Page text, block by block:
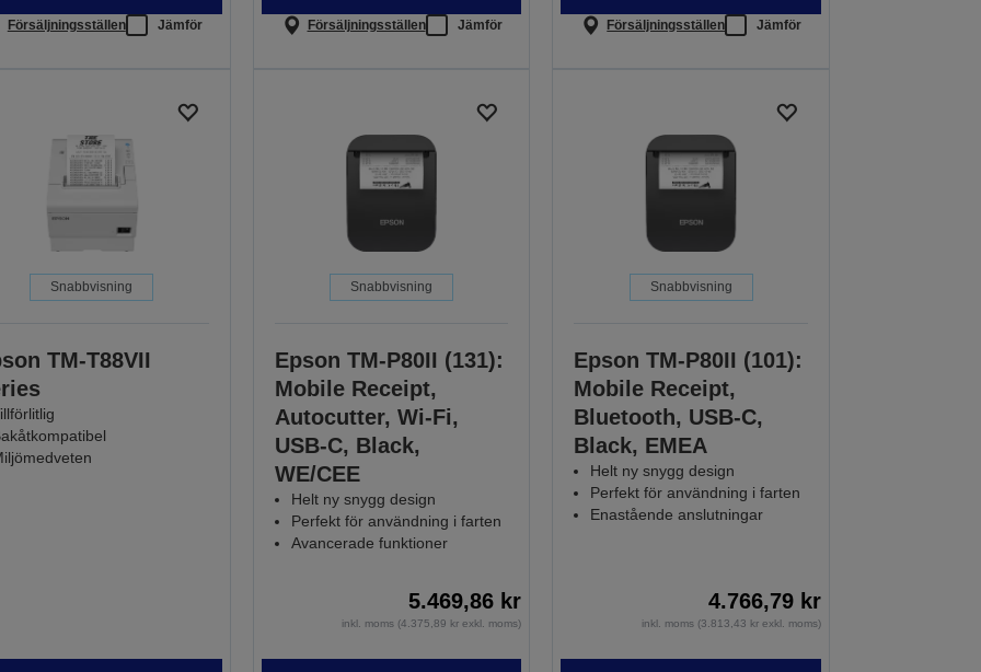
Försäljningsställen Jämför Försäljningsställen Jämför Försäljningsställen Jämför
Snabbvisning
TM-T88VII
Snabbvisning
Epson TM-P80II (131):
Mobile Receipt,
Autocutter, Wi-Fi,
USB-C, Black,
WE/CEE
Helt ny snygg design
Perfekt för användning i farten
Avancerade funktioner
5.469,86 kr
inkl. moms (4.375,89 kr exkl. moms)
Snabbvisning
Epson TM-P80II (101):
Mobile Receipt,
Bluetooth, USB-C,
Black, EMEA
Helt ny snygg design
Perfekt för användning i farten
Enastående anslutningar
4.766,79 kr
inkl. moms (3.813,43 kr exkl. moms)